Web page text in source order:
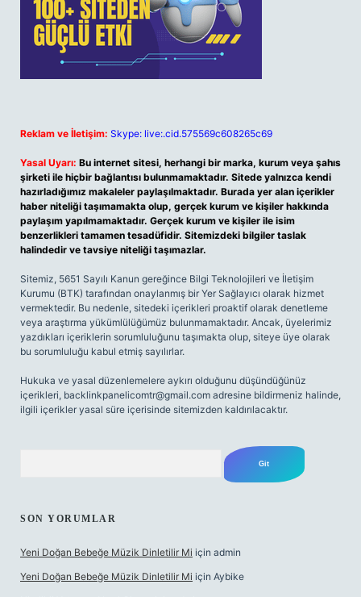
Reklam ve İletişim: Skype: live:.cid.575569c608265c69
Yasal Uyarı: Bu internet sitesi, herhangi bir marka, kurum veya şahıs
şirketi ile hiçbir bağlantısı bulunmamaktadır. Sitede yalnızca kendi
hazırladığımız makaleler paylaşılmaktadır. Burada yer alan içerikler
haber niteliği taşımamakta olup, gerçek kurum ve kişiler hakkında
paylaşım yapılmamaktadır. Gerçek kurum ve kişiler ile isim
benzerlikleri tamamen tesadüfidir. Sitemizdeki bilgiler taslak
halindedir ve tavsiye niteliği taşımazlar.
Sitemiz, 5651 Sayılı Kanun gereğince Bilgi Teknolojileri ve İletişim
Kurumu (BTK) tarafından onaylanmış bir Yer Sağlayıcı olarak hizmet
vermektedir. Bu nedenle, sitedeki içerikleri proaktif olarak denetleme
veya araştırma yükümlülüğümüz bulunmamaktadır. Ancak, üyelerimiz
yazdıkları içeriklerin sorumluluğunu taşımakta olup, siteye üye olarak
bu sorumluluğu kabul etmiş sayılırlar.
Hukuka ve yasal düzenlemelere aykırı olduğunu düşündüğünüz
içerikleri, backlinkpanelicomtr@gmail.com adresine bildirmeniz halinde,
ilgili içerikler yasal süre içerisinde sitemizden kaldırılacaktır.
SON YORUMLAR
Yeni Doğan Bebeğe Müzik Dinletilir Mi için admin
Yeni Doğan Bebeğe Müzik Dinletilir Mi için Aybike